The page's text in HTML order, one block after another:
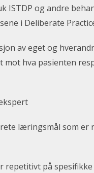
ISTDP og andre
i Deliberate
av eget og
mot hva pasienten
læringsmål som
repetitivt på